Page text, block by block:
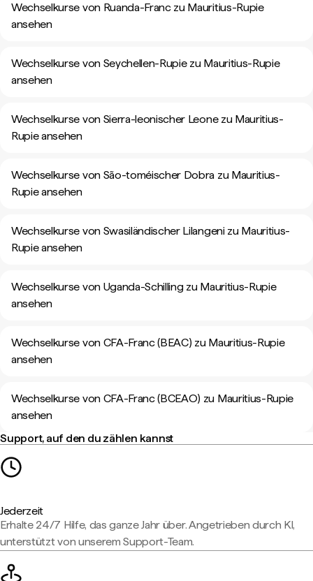
Wechselkurse von Ruanda-Franc zu Mauritius-Rupie
ansehen
Wechselkurse von Seychellen-Rupie zu Mauritius-Rupie
ansehen
Wechselkurse von Sierra-leonischer Leone zu Mauritius-
Rupie ansehen
Wechselkurse von São-toméischer Dobra zu Mauritius-
Rupie ansehen
Wechselkurse von Swasiländischer Lilangeni zu Mauritius-
Rupie ansehen
Wechselkurse von Uganda-Schilling zu Mauritius-Rupie
ansehen
Wechselkurse von CFA-Franc (BEAC) zu Mauritius-Rupie
ansehen
Wechselkurse von CFA-Franc (BCEAO) zu Mauritius-Rupie
ansehen
Support, auf den du zählen kannst
Jederzeit
Erhalte 24/7 Hilfe, das ganze Jahr über. Angetrieben durch KI,
unterstützt von unserem Support-Team.